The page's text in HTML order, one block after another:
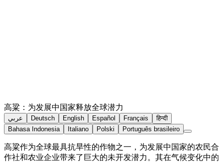
高粱：为发展中国家释放全球潜力
عربي Deutsch English Español Français
हिन्दी
Bahasa Indonesia
Italiano Polski Português brasileiro
高粱作为全球最具抗旱性的作物之一，为发展中国家的农民合
作社和农业企业带来了巨大的未开发潜力。其在气候变化中的